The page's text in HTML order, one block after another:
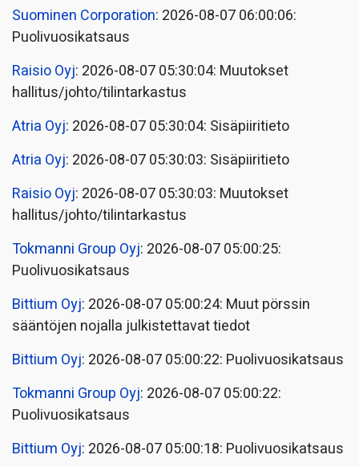
Suominen Corporation: 2026-08-07 06:00:06:
Puolivuosikatsaus
Raisio Oyj: 2026-08-07 05:30:04: Muutokset
hallitus/johto/tilintarkastus
Atria Oyj: 2026-08-07 05:30:04: Sisäpiiritieto
Atria Oyj: 2026-08-07 05:30:03: Sisäpiiritieto
Raisio Oyj: 2026-08-07 05:30:03: Muutokset
hallitus/johto/tilintarkastus
Tokmanni Group Oyj: 2026-08-07 05:00:25:
Puolivuosikatsaus
Bittium Oyj: 2026-08-07 05:00:24: Muut pörssin
sääntöjen nojalla julkistettavat tiedot
Bittium Oyj: 2026-08-07 05:00:22: Puolivuosikatsaus
Tokmanni Group Oyj: 2026-08-07 05:00:22:
Puolivuosikatsaus
Bittium Oyj: 2026-08-07 05:00:18: Puolivuosikatsaus